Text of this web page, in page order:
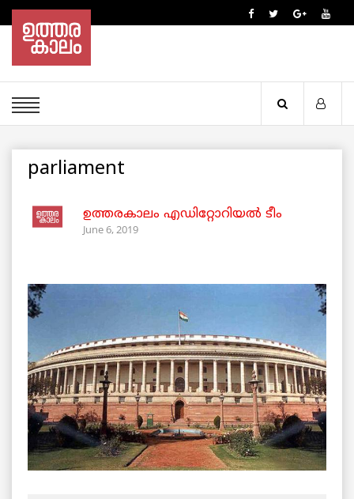
parliament
ഉത്തരകാലം എഡിറ്റോറിയല്‍ ടീം
June 6, 2019